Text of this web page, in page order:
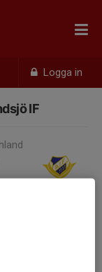
Logga in
IF